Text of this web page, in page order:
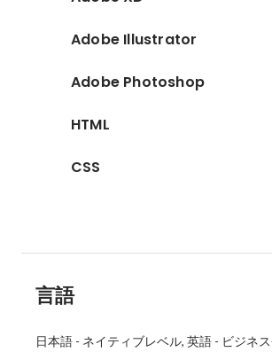
Adobe Illustrator
Adobe Photoshop
HTML
CSS
言語
日本語 - ネイティブレベル 英語 - ビジネ